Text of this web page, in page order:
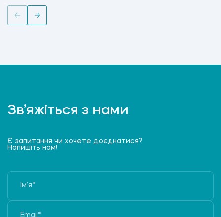
Зв’яжіться з нами
Є запитання чи хочете доєднатися?
Напишіть нам!